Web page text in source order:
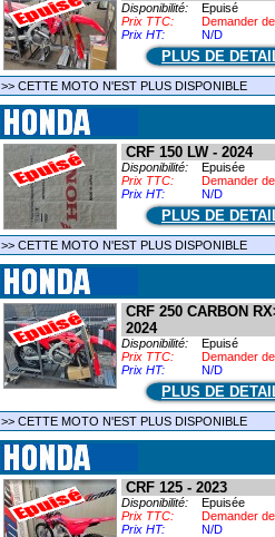
Disponibilité:
Epuisé
Prix TTC:
Demander
Prix HT:
N/D
PLUS DE
>> CETTE MOTO N'EST PLUS DISPONIBLE
CRF 150 LW - 2024
Disponibilité:
Epuisée
Prix TTC:
Demander
Prix HT:
N/D
PLUS DE
>> CETTE MOTO N'EST PLUS DISPONIBLE
CRF 250 CARBON
2024
Disponibilité:
Epuisé
Prix TTC:
Demander
Prix HT:
N/D
PLUS DE
>> CETTE MOTO N'EST PLUS DISPONIBLE
CRF 125 - 2023
Disponibilité:
Epuisée
Prix TTC:
Demander
Prix HT:
N/D